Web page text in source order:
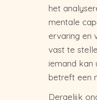
het
mentale
ervaring en
vast te
iemand kan
betreft een
Dergelijk